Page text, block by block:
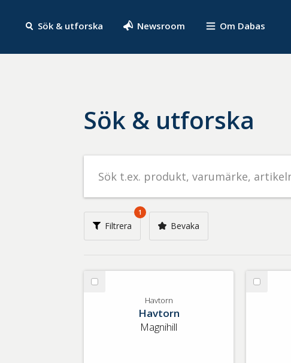
Sök & utforska Newsroom Om Dabas
Sök & utforska
Sök
livsmedel
på
t.ex.
produkt,
varumärke,
GTIN
Filtrera
1
Bevaka
Välj
Havtorn
Havtorn
Magnihill
Välj